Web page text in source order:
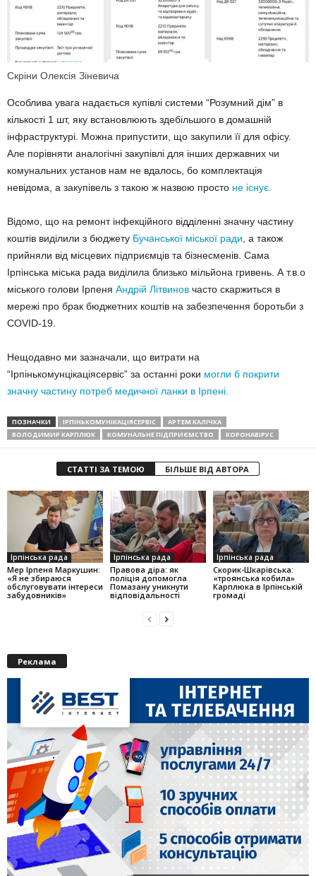
Скріни Олексія Зіневича
Особлива увага надається купівлі системи “Розумний дім” в
кількості 1 шт, яку встановлюють здебільшого в домашній
інфраструктурі. Можна припустити, що закупили її для офісу.
Але порівняти аналогічні закупівлі для інших державних чи
комунальних установ нам не вдалось, бо комплектація
невідома, а закупівель з такою ж назвою просто не існує.
Відомо, що на ремонт інфекційного відділенні значну частину
коштів виділили з бюджету Бучанської міської ради, а також
прийняли від місцевих підприємців та бізнесменів. Сама
Ірпінська міська рада виділила близько мільйона гривень. А т.в.о
міського голови Ірпеня Андрій Літвинов часто скаржиться в
мережі про брак бюджетних коштів на забезпечення боротьби з
COVID-19.
Нещодавно ми зазначали, що витрати на
“Ірпінькомунцікаціясервіс” за останні роки могли б покрити
значну частину потреб медичної ланки в Ірпені.
ПОЗНАЧКИ ІРПІНЬКОМУНІКАЦІЯСЕРВІС
АРТЕМ КАЛІЧКА
ВОЛОДИМИР КАРПЛЮК
КОМУНАЛЬНЕ ПІДПРИЄМСТВО КОРОНАВІРУС
СТАТТІ ЗА ТЕМОЮ БІЛЬШЕ ВІД АВТОРА
Ірпінська рада
Мер Ірпеня Маркушин:
«Я не збираюся
обслуговувати інтереси
забудовників»
Ірпінська рада
Правова діра: як
поліція допомогла
Помазану уникнути
відповідальності
Ірпінська рада
Скорик-Шкарівська:
«троянська кобила»
Карплюка в Ірпінській
громаді
Реклама